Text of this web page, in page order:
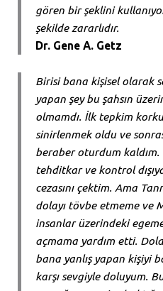
gören bir şeklini
şekilde zararlıdır.
Dr. Gene A. Getz
Birisi bana kişisel olarak
yapan şey bu şahsın
olmamdı. İlk tepkim
sinirlenmek oldu ve
beraber oturdum
tehditkar ve kontrol
cezasını çektim. Ama
dolayı tövbe etmeme ve
insanlar üzerindeki
açmama yardım etti.
bana yanlış yapan kişiyi
karşı sevgiyle doluyum.